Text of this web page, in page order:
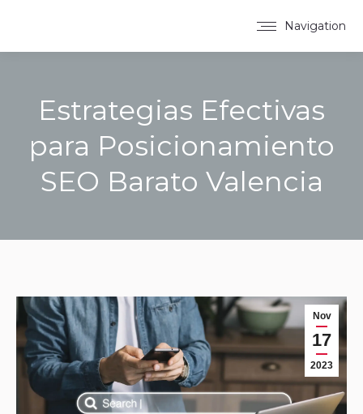
Navigation
Estrategias Efectivas
para Posicionamiento
SEO Barato Valencia
Nov
17
2023